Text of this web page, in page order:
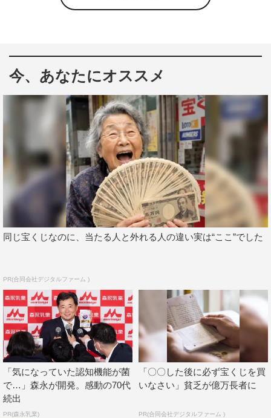
以降、今作で6作目となり、全シリーズ累計視聴数が1億を
第1話の放送中もっとも視聴者のコメントが盛り上がっ
たシーンは、番組終了間近となるスタジオMCのトーク場
し、もっとも多くの票が投じられた1名が脱落するという
「オオカミちゃん投票」ルールが発表されたシーン。 ス
タジオでの予想トークの盛り上がりもあり、視聴者からも
さまざまな予想コメントが投稿された。
放送終了後にはTwitter の日本のトレンドにもランクイ
ン。「オオカミ」シリーズの初回放送のコメント数も歴代
1位、さらに、視聴者数も全シーズンの初回放送の中で1位
となった。
テイメント機能「Abemaビデオ」や、AbemaTV公式
YouTubeに公開されている映像などからさらに多く視聴さ
れ、1話の放送後から約24時間で総視聴数が150万を突破
した。
大反響の第1話は、Abemaビデオ
（https://abema.tv/channels/abema-
special/slots/8WE6wbsTpphXpK）で無料で視聴可能。
AbemaTV『オオカミちゃんには騙されない』
今、あなたにオススメ
同じ宝くじなのに、当たる人と外れる人の違い実は“ここ”でした
PR(合同会社デジタルファーム )
「気になっていた認知機能が菌
で…」森永が開発。感動の70代
続出
PR(森永乳業)
「〇〇した後に必ず宝くじを買
いなさい」貧乏が億万長者に
PR(合同会社デジタルファーム )